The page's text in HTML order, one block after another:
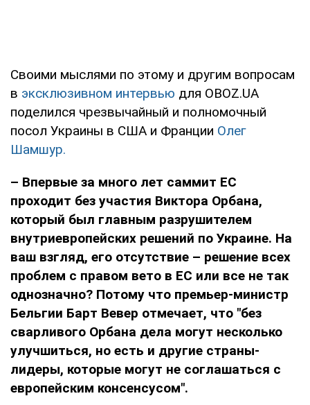
Своими мыслями по этому и другим вопросам
в эксклюзивном интервью для OBOZ.UA
поделился чрезвычайный и полномочный
посол Украины в США и Франции Олег
Шамшур.
– Впервые за много лет саммит ЕС
проходит без участия Виктора Орбана,
который был главным разрушителем
внутриевропейских решений по Украине. На
ваш взгляд, его отсутствие – решение всех
проблем с правом вето в ЕС или все не так
однозначно? Потому что премьер-министр
Бельгии Барт Вевер отмечает, что "без
сварливого Орбана дела могут несколько
улучшиться, но есть и другие страны-
лидеры, которые могут не соглашаться с
европейским консенсусом".